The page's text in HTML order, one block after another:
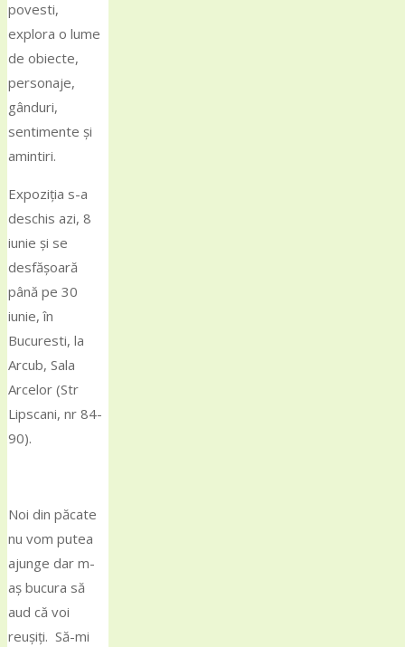
povesti,
explora o lume
de obiecte,
personaje,
gânduri,
sentimente și
amintiri.
Expoziția s-a
deschis azi, 8
iunie și se
desfășoară
până pe 30
iunie, în
Bucuresti, la
Arcub, Sala
Arcelor (Str
Lipscani, nr 84-
90).
Noi din păcate
nu vom putea
ajunge dar m-
aş bucura să
aud că voi
reușiți. Să-mi